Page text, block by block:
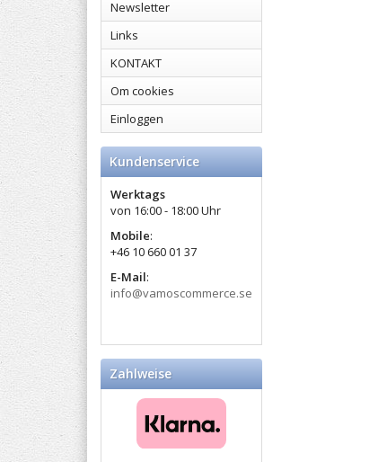
Newsletter
Links
KONTAKT
Om cookies
Einloggen
Kundenservice
Werktags
von 16:00 - 18:00 Uhr
Mobile:​
+46 10 660 01 37
E-Mail:
info@vamoscommerce.se
Zahlweise